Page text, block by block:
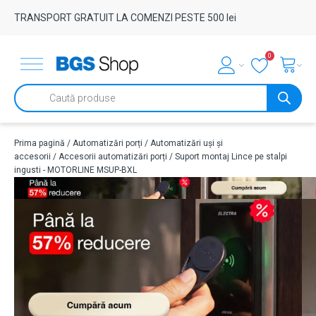
TRANSPORT GRATUIT LA COMENZI PESTE 500 lei
0
Products
search
Prima pagină / Automatizări porți / Automatizări uși și
accesorii / Accesorii automatizări porți / Suport montaj Lince pe stalpi
ingusti - MOTORLINE MSUP-BXL